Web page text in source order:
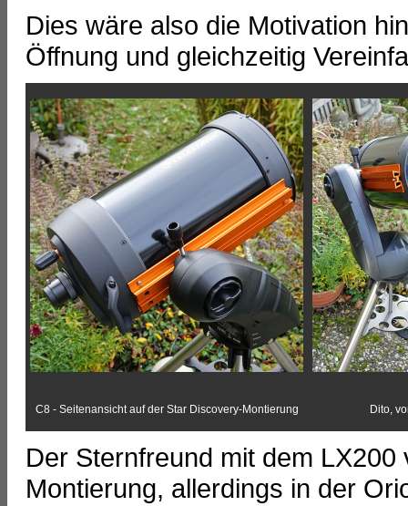
Dies wäre also die Motivation
Öffnung und gleichzeitig
C8 - Seitenansicht auf der Star Discovery-Montierung Dito,
Der Sternfreund mit dem
Montierung, allerdings in der